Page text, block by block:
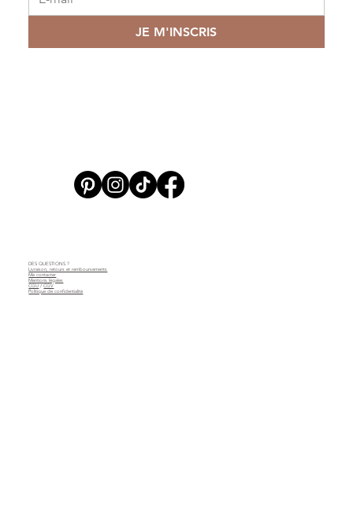
JE M'INSCRIS
DES QUESTIONS ?
Livraison, retours et remboursements
Me contacter
Mentions légales
CGU /CGV
Politique de confidentialité